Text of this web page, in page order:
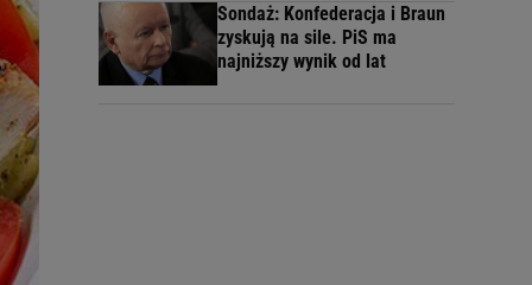
Sondaż: Konfederacja i Braun
zyskują na sile. PiS ma
najniższy wynik od lat